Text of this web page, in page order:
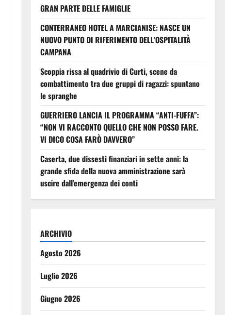
GRAN PARTE DELLE FAMIGLIE
CONTERRANEO HOTEL A MARCIANISE: NASCE UN
NUOVO PUNTO DI RIFERIMENTO DELL’OSPITALITÀ
CAMPANA
Scoppia rissa al quadrivio di Curti, scene da
combattimento tra due gruppi di ragazzi: spuntano
le spranghe
GUERRIERO LANCIA IL PROGRAMMA “ANTI-FUFFA”:
“NON VI RACCONTO QUELLO CHE NON POSSO FARE.
VI DICO COSA FARÒ DAVVERO”
Caserta, due dissesti finanziari in sette anni: la
grande sfida della nuova amministrazione sarà
uscire dall’emergenza dei conti
ARCHIVIO
Agosto 2026
Luglio 2026
Giugno 2026